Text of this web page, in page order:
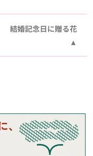
結婚記念日に贈る花